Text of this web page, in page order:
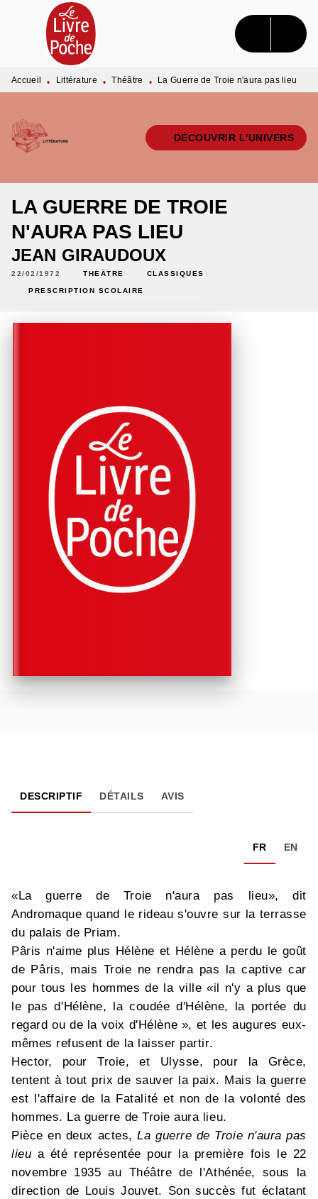
MENU RECHERCHE CONTENU
PIED DE PAGE
Accueil • Littérature • Théâtre • La Guerre de Troie n'aura pas lieu
DÉCOUVRIR L'UNIVERS
LA GUERRE DE TROIE
N'AURA PAS LIEU
JEAN GIRAUDOUX
22/02/1972 THÉÂTRE CLASSIQUES
PRESCRIPTION SCOLAIRE
DESCRIPTIF DÉTAILS AVIS
FR EN
«La guerre de Troie n'aura pas lieu», dit
Andromaque quand le rideau s'ouvre sur la terrasse
du palais de Priam.
Pâris n'aime plus Hélène et Hélène a perdu le goût
de Pâris, mais Troie ne rendra pas la captive car
pour tous les hommes de la ville «il n'y a plus que
le pas d'Hélène, la coudée d'Hélène, la portée du
regard ou de la voix d'Hélène », et les augures eux-
mêmes refusent de la laisser partir.
Hector, pour Troie, et Ulysse, pour la Grèce,
tentent à tout prix de sauver la paix. Mais la guerre
est l'affaire de la Fatalité et non de la volonté des
hommes. La guerre de Troie aura lieu.
Pièce en deux actes,La guerre de Troie n'aura pas
lieu a été représentée pour la première fois le 22
novembre 1935 au Théâtre de l'Athénée, sous la
direction de Louis Jouvet. Son succès fut éclatant